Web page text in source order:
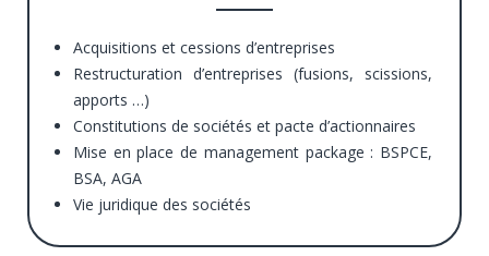
Acquisitions et cessions d’entreprises
Restructuration d’entreprises (fusions, scissions,
apports …)
Constitutions de sociétés et pacte d’actionnaires
Mise en place de management package : BSPCE,
BSA, AGA
Vie juridique des sociétés